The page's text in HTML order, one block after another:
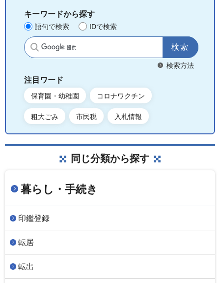
キーワードから探す
語句で検索 IDで検索
サイト内検索
検索方法
注目ワード
保育園・幼稚園 コロナワクチン
粗大ごみ 市民税 入札情報
同じ分類から探す
暮らし・手続き
印鑑登録
転居
転出